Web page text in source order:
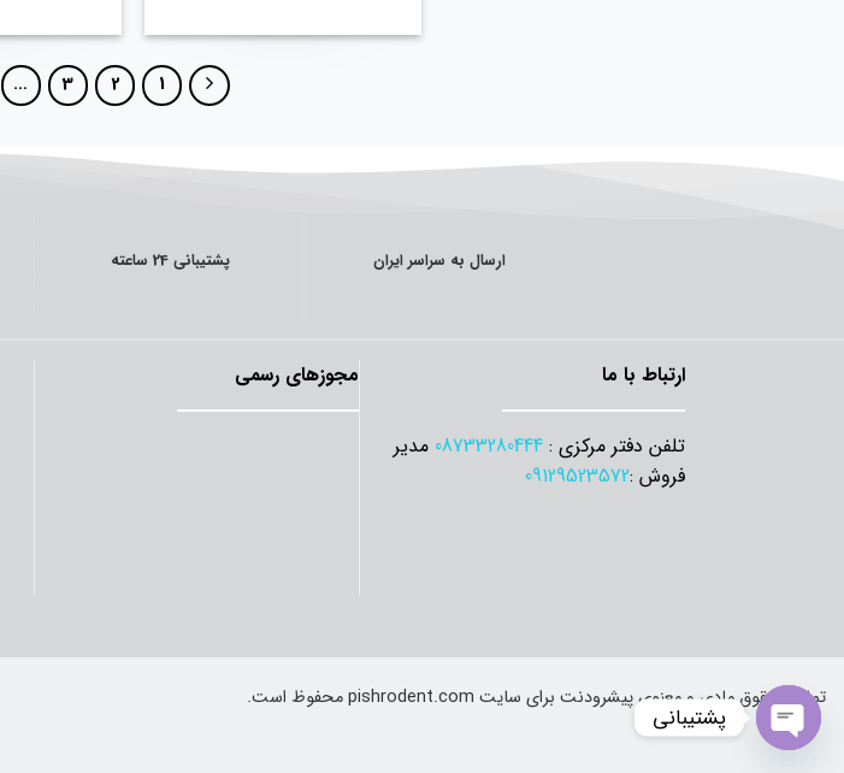
1
2
3
…
ارسال به سراسر ایران پشتیبانی 24 ساعته
ارتباط با ما
تلفن دفتر مرکزی : 08733280444 مدیر
فروش :09129523572
مجوزهای رسمی
تمامی حقوق مادی و معنوی پیشرودنت برای سایت pishrodent.com محفوظ است.
پشتیبانی